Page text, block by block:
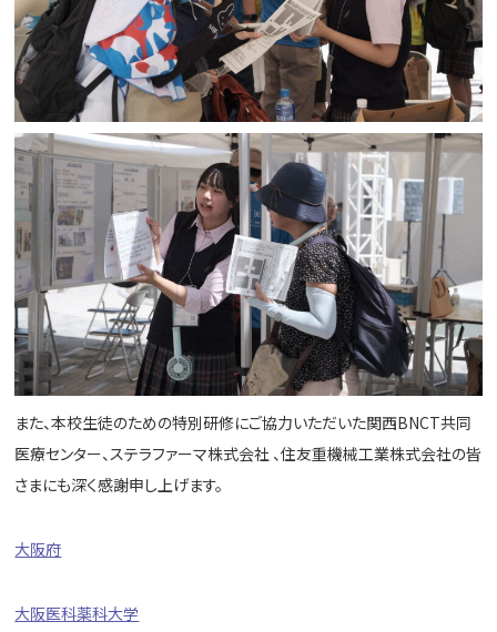
また、本校生徒のための特別研修にご協力いただいた関西BNCT共同
医療センター、ステラファーマ株式会社 、住友重機械工業株式会社の皆
さまにも深く感謝申し上げます。
大阪府
大阪医科薬科大学